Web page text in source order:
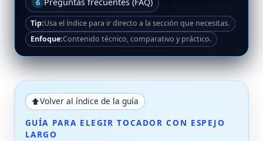
6
Tip:Usa el índice para ir directo a la sección que necesitas.
Enfoque:Contenido técnico, comparativo y práctico.
⬆Volver al índice de la guía
GUÍA PARA ELEGIR TOCADOR CON ESPEJO
LARGO